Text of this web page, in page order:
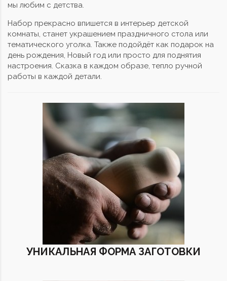
мы любим с детства.
Набор прекрасно впишется в интерьер детской
комнаты, станет украшением праздничного стола или
тематического уголка. Также подойдёт как подарок на
день рождения, Новый год или просто для поднятия
настроения. Сказка в каждом образе, тепло ручной
работы в каждой детали.
УНИКАЛЬНАЯ ФОРМА ЗАГОТОВКИ